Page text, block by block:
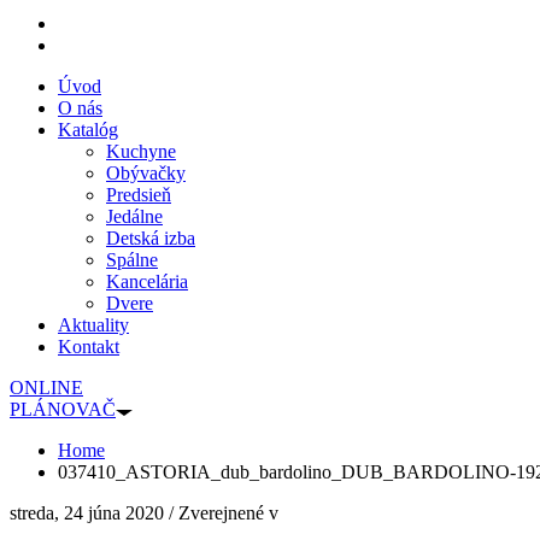
Úvod
O nás
Katalóg
Kuchyne
Obývačky
Predsieň
Jedálne
Detská izba
Spálne
Kancelária
Dvere
Aktuality
Kontakt
ONLINE
PLÁNOVAČ
Home
037410_ASTORIA_dub_bardolino_DUB_BARDOLINO-
streda, 24 júna 2020 /Zverejnené v